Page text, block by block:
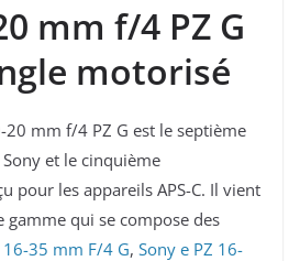
mm f/4 PZ G
motorisé
20 mm f/4 PZ G est le septième
et le cinquième
pour les appareils APS-C. Il vient
gamme qui se compose des
16-35 mm F/4 G, Sony e PZ 16-